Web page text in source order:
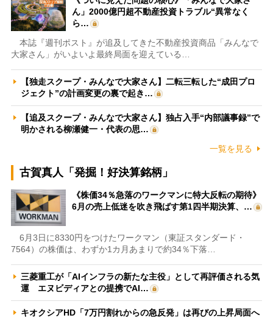
ん」2000億円超不動産投資トラブル“異常なく
ら…
本誌『週刊ポスト』が追及してきた不動産投資商品「みんなで
大家さん」がいよいよ最終局面を迎えている…
【独走スクープ・みんなで大家さん】二転三転した“成田プロ
ジェクト”の計画変更の裏で起き…
【追及スクープ・みんなで大家さん】独占入手“内部議事録”で
明かされる柳瀬健一・代表の思…
一覧を見る
古賀真人「発掘！好決算銘柄」
《株価34％急落のワークマンに特大反転の期待》
6月の売上低迷を吹き飛ばす第1四半期決算、…
6月3日に8330円をつけたワークマン（東証スタンダード・
7564）の株価は、わずか1カ月あまりで約34％下落…
三菱重工が「AIインフラの新たな主役」として再評価される気
運 エヌビディアとの提携でAI…
キオクシアHD「7万円割れからの急反発」は再びの上昇局面へ